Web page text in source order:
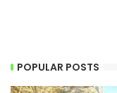
POPULAR POSTS